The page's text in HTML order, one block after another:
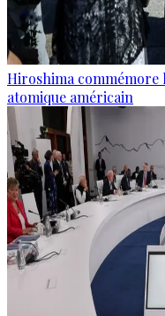
Hiroshima commémore
atomique américain